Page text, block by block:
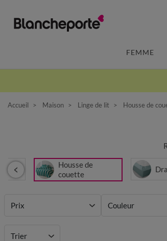
FEMME
Accueil Maison Linge de lit Housse de
Housse de
couette
Prix Couleur
Trier